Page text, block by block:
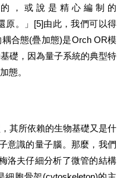
，或說是精心編制的
原。」[5]由此，我們可以得
合態(疊加態)是Orch OR模
礎，因為量子系統的典型特
態。
其所依賴的生物基礎又是什
意識的量子腦。那麼，我們
洛夫仔細分析了微管的結構